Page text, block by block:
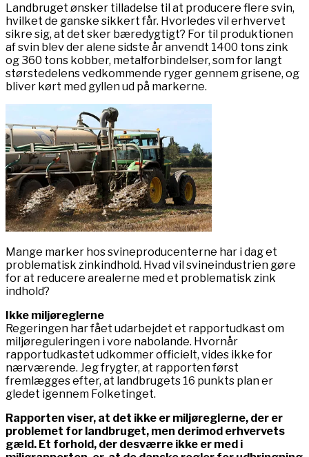
Landbruget ønsker tilladelse til at producere flere svin,
hvilket de ganske sikkert får. Hvorledes vil erhvervet
sikre sig, at det sker bæredygtigt? For til produktionen
af svin blev der alene sidste år anvendt 1400 tons zink
og 360 tons kobber, metalforbindelser, som for langt
størstedelens vedkommende ryger gennem grisene, og
bliver kørt med gyllen ud på markerne.
Mange marker hos svineproducenterne har i dag et
problematisk zinkindhold. Hvad vil svineindustrien gøre
for at reducere arealerne med et problematisk zink
indhold?
Ikke miljøreglerne
Regeringen har fået udarbejdet et rapportudkast om
miljøreguleringen i vore nabolande. Hvornår
rapportudkastet udkommer officielt, vides ikke for
nærværende. Jeg frygter, at rapporten først
fremlægges efter, at landbrugets 16 punkts plan er
gledet igennem Folketinget.
Rapporten viser, at det ikke er miljøreglerne, der er
problemet for landbruget, men derimod erhvervets
gæld. Et forhold, der desværre ikke er med i